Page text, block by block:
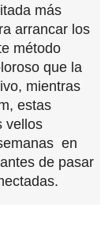
más
arrancar los
método
que la
mientras
estas
vellos
en
de pasar